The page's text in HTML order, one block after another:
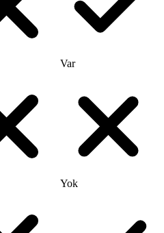
Var
Yok